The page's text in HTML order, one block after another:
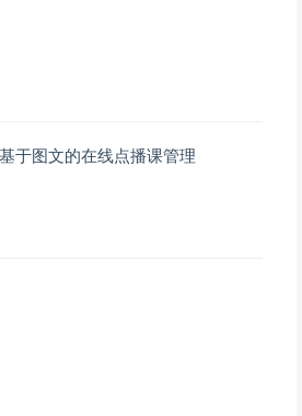
于图文的在线点播课管理